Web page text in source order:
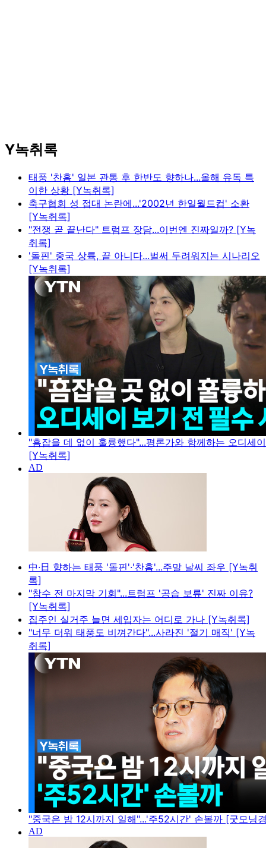
Y녹취록
태풍 '찬홈' 일본 관통 후 한반도 향하나...올해 유독 특
이한 상황 [Y녹취록]
축구협회 성 접대 논란에...'2002년 한일월드컵' 소환
[Y녹취록]
"전쟁 곧 끝난다" 트럼프 장담...이번엔 진짜일까? [Y녹
취록]
'돌핀' 중국 상륙, 끝 아니다...벌써 두려워지는 시나리오
[Y녹취록]
"흠잡을 데 없이 훌륭했다"...평론가와 함께하는 오디세
[Y녹취록]
中·日 향하는 태풍 '돌핀'·'찬홈'...주말 날씨 좌우 [Y녹취
록]
"참수 전 마지막 기회"...트럼프 '공습 보류' 진짜 이유?
[Y녹취록]
집주인 실거주 늘면 세입자는 어디로 가나 [Y녹취록]
"너무 더워 태풍도 비껴간다"...사라진 '절기 매직' [Y녹
취록]
"중국은 밤 12시까지 일해"...'주52시간' 손볼까 [굿모닝